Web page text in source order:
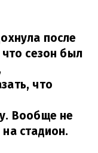
после
сезон был
что
Вообще не
стадион.